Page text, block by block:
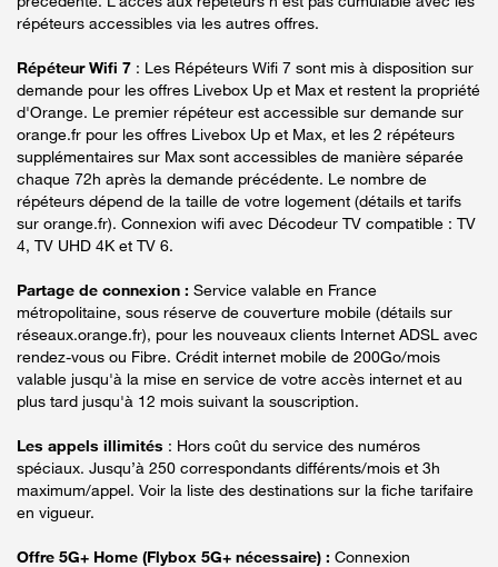
répéteurs accessibles via les autres offres.
Répéteur Wifi 7 : Les Répéteurs Wifi 7 sont mis à disposition sur
demande pour les offres Livebox Up et Max et restent la propriété
d'Orange. Le premier répéteur est accessible sur demande sur
orange.fr pour les offres Livebox Up et Max, et les 2 répéteurs
supplémentaires sur Max sont accessibles de manière séparée
chaque 72h après la demande précédente. Le nombre de
répéteurs dépend de la taille de votre logement (détails et tarifs
sur orange.fr). Connexion wifi avec Décodeur TV compatible : TV
4, TV UHD 4K et TV 6.
Partage de connexion : Service valable en France
métropolitaine, sous réserve de couverture mobile (détails sur
réseaux.orange.fr), pour les nouveaux clients Internet ADSL avec
rendez-vous ou Fibre. Crédit internet mobile de 200Go/mois
valable jusqu'à la mise en service de votre accès internet et au
plus tard jusqu'à 12 mois suivant la souscription.
Les appels illimités : Hors coût du service des numéros
spéciaux. Jusqu’à 250 correspondants différents/mois et 3h
maximum/appel. Voir la liste des destinations sur la fiche tarifaire
en vigueur.
Offre 5G+ Home (Flybox 5G+ nécessaire) : Connexion